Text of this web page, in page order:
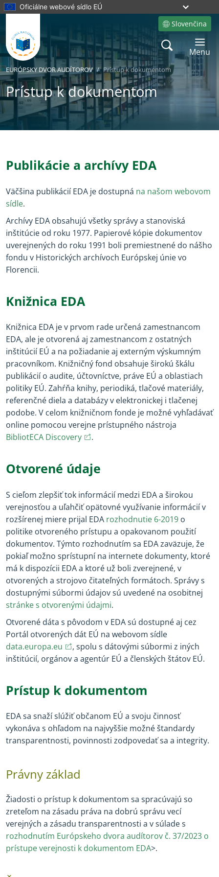
Oficiálne webové sídlo EÚ
Slovenčina
Site language
Search
Toggle
Menu
EURÓPSKY DVOR AUDÍTOROV Prístup k dokumentom
Prístup k dokumentom
Publikácie a archívy EDA
Väčšina publikácií EDA je dostupná na našom webovom
sídle.
Archívy EDA obsahujú všetky správy a stanoviská
inštitúcie od roku 1977. Papierové kópie dokumentov
uverejnených do roku 1991 boli premiestnené do nášho
fondu v Historických archívoch Európskej únie vo
Florencii.
Knižnica EDA
Knižnica EDA je v prvom rade určená zamestnancom
EDA, ale je otvorená aj zamestnancom z ostatných
inštitúcií EÚ a na požiadanie aj externým výskumným
pracovníkom. Knižničný fond obsahuje širokú škálu
publikácií o audite, účtovníctve, práve EÚ a oblastiach
politiky EÚ. Zahŕňa knihy, periodiká, tlačové materiály,
referenčné diela a databázy v elektronickej i tlačenej
podobe. V celom knižničnom fonde je možné vyhľadávať
online pomocou verejne prístupného nástroja
BibliotECA Discovery(opens in new window)
(opens in new window)
.
Otvorené údaje
S cieľom zlepšiť tok informácií medzi EDA a širokou
verejnosťou a uľahčiť opätovné využívanie informácií v
rozšírenej miere prijal EDA rozhodnutie 6-2019 o
politike otvoreného prístupu a opakovanom použití
dokumentov. Týmto rozhodnutím sa EDA zaväzuje, že
pokiaľ možno sprístupní na internete dokumenty, ktoré
má k dispozícii EDA a ktoré už boli zverejnené, v
otvorených a strojovo čitateľných formátoch. Správy s
dostupnými súbormi údajov sú uvedené na osobitnej
stránke s otvorenými údajmi.
Otvorené dáta s pôvodom v EDA sú dostupné aj cez
Portál otvorených dát EÚ na webovom sídle
data.europa.eu (opens in new window)
(opens in new window)
, spolu s dátovými súbormi z iných
inštitúcií, orgánov a agentúr EÚ a členských štátov EÚ.
Prístup k dokumentom
EDA sa snaží slúžiť občanom EÚ a svoju činnosť
vykonáva s ohľadom na najvyššie možné štandardy
transparentnosti, povinnosti zodpovedať sa a integrity.
Právny základ
Žiadosti o prístup k dokumentom sa spracúvajú so
zreteľom na zásadu práva na dobrú správu vecí
verejných a zásadu transparentnosti a v súlade s
rozhodnutím Európskeho dvora audítorov č. 37/2023 o
prístupe verejnosti k dokumentom EDA>.